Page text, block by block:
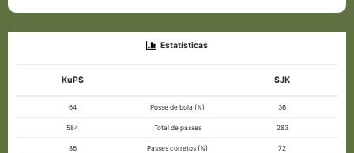
Estatísticas
KuPS SJK
64 Posse de bola (%) 36
584 Total de passes 283
86 Passes corretos (%) 72